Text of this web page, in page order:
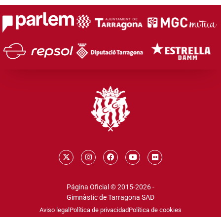
Página Oficial © 2015-2026 -
Gimnàstic de Tarragona SAD
Aviso legal Política de privacidadPolítica de cookies